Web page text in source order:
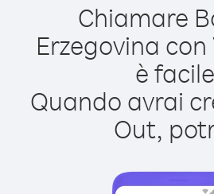
Chiamare
Erzegovina
è
Quando avrai
Out,